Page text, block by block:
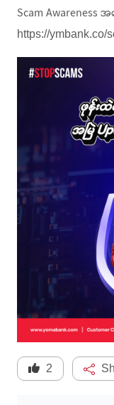
Scam
https://ymbank.co/
2